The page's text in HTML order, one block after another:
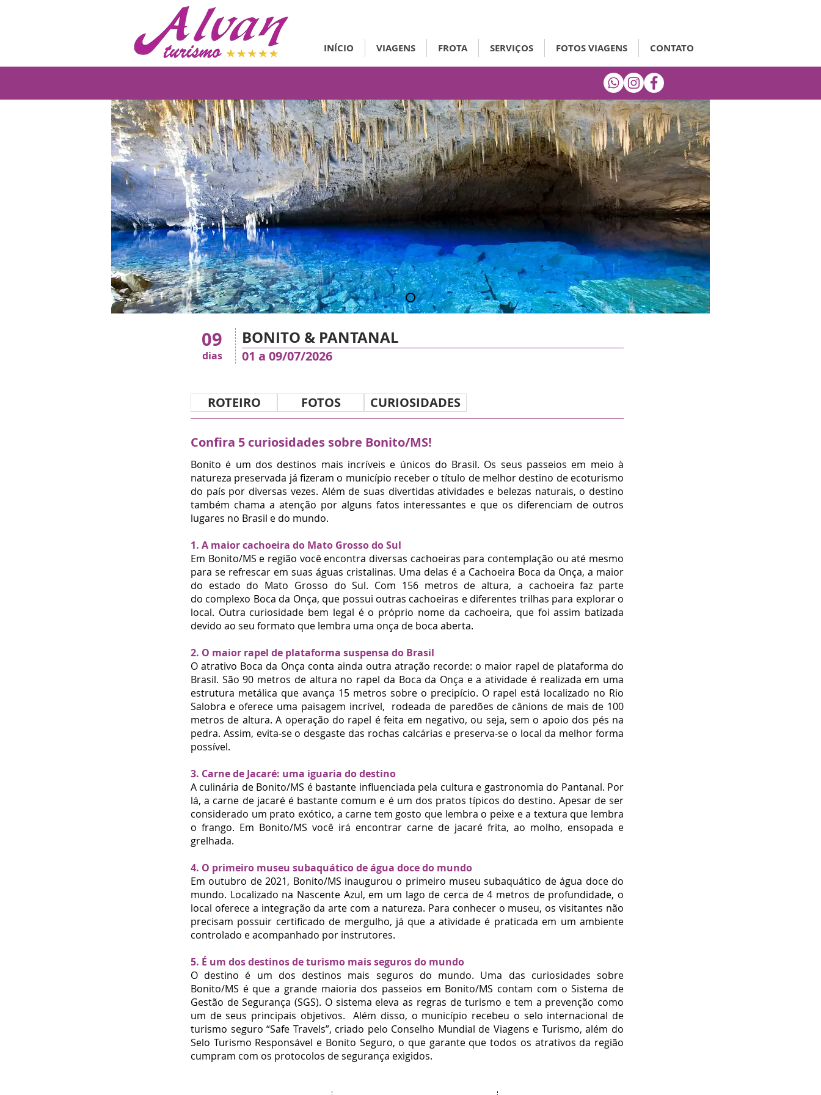
INÍCIO VIAGENS FROTA SERVIÇOS FOTOS VIAGENS CONTATO
09
dias
BONITO & PANTANAL
01 a 09/07/2026
ROTEIRO FOTOS CURIOSIDADES
Confira 5 curiosidades sobre Bonito/MS!
Bonito é um dos destinos mais incríveis e únicos do Brasil. Os seus passeios em meio à
natureza preservada já fizeram o município receber o título de melhor destino de ecoturismo
do país por diversas vezes. Além de suas divertidas atividades e belezas naturais, o destino
também chama a atenção por alguns fatos interessantes e que os diferenciam de outros
lugares no Brasil e do mundo.
1. A maior cachoeira do Mato Grosso do Sul
Em Bonito/MS e região você encontra diversas cachoeiras para contemplação ou até mesmo
para se refrescar em suas águas cristalinas. Uma delas é a Cachoeira Boca da Onça, a maior
do estado do Mato Grosso do Sul. Com 156 metros de altura, a cachoeira faz parte
do complexo Boca da Onça, que possui outras cachoeiras e diferentes trilhas para explorar o
local. Outra curiosidade bem legal é o próprio nome da cachoeira, que foi assim batizada
devido ao seu formato que lembra uma onça de boca aberta.
2. O maior rapel de plataforma suspensa do Brasil
O atrativo Boca da Onça conta ainda outra atração recorde: o maior rapel de plataforma do
Brasil. São 90 metros de altura no rapel da Boca da Onça e a atividade é realizada em uma
estrutura metálica que avança 15 metros sobre o precipício. O rapel está localizado no Rio
Salobra e oferece uma paisagem incrível, rodeada de paredões de cânions de mais de 100
metros de altura.A operação do rapel é feita em negativo, ou seja, sem o apoio dos pés na
pedra. Assim, evita-se o desgaste das rochas calcárias e preserva-se o local da melhor forma
possível.
3. Carne de Jacaré: uma iguaria do destino
A culinária de Bonito/MS é bastante influenciada pela cultura e gastronomia do Pantanal. Por
lá, a carne de jacaré é bastante comum e é um dos pratos típicos do destino. Apesar de ser
considerado um prato exótico, a carne tem gosto que lembra o peixe e a textura que lembra
o frango. Em Bonito/MS você irá encontrar carne de jacaré frita, ao molho, ensopada e
grelhada.
4. O primeiro museu subaquático de água doce do mundo
Em outubro de 2021, Bonito/MS inaugurou o primeiro museu subaquático de água doce do
mundo. Localizado na Nascente Azul, em um lago de cerca de 4 metros de profundidade, o
local oferece a integração da arte com a natureza. Para conhecer o museu, os visitantes não
precisam possuir certificado de mergulho, já que a atividade é praticada em um ambiente
controlado e acompanhado por instrutores.
5. É um dos destinos de turismo mais seguros do mundo
O destino é um dos destinos mais seguros do mundo. Uma das curiosidades sobre
Bonito/MS é que a grande maioria dos passeios em Bonito/MS contam com o Sistema de
Gestão de Segurança (SGS). O sistema eleva as regras de turismo e tem a prevenção como
um de seus principais objetivos.Além disso, o município recebeu o selo internacional de
turismo seguro “Safe Travels”, criado pelo Conselho Mundial de Viagens e Turismo, além do
Selo Turismo Responsável e Bonito Seguro, o que garante que todos os atrativos da região
cumpram com os protocolos de segurança exigidos.